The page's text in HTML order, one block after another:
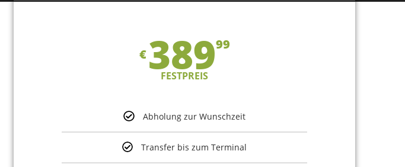
€ 38999
FESTPREIS
Abholung zur Wunschzeit
Transfer bis zum Terminal